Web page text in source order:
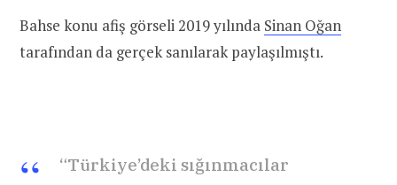
Bahse konu afiş görseli 2019 yılında Sinan Oğan
tarafından da gerçek sanılarak paylaşılmıştı.
“Türkiye’deki sığınmacılar